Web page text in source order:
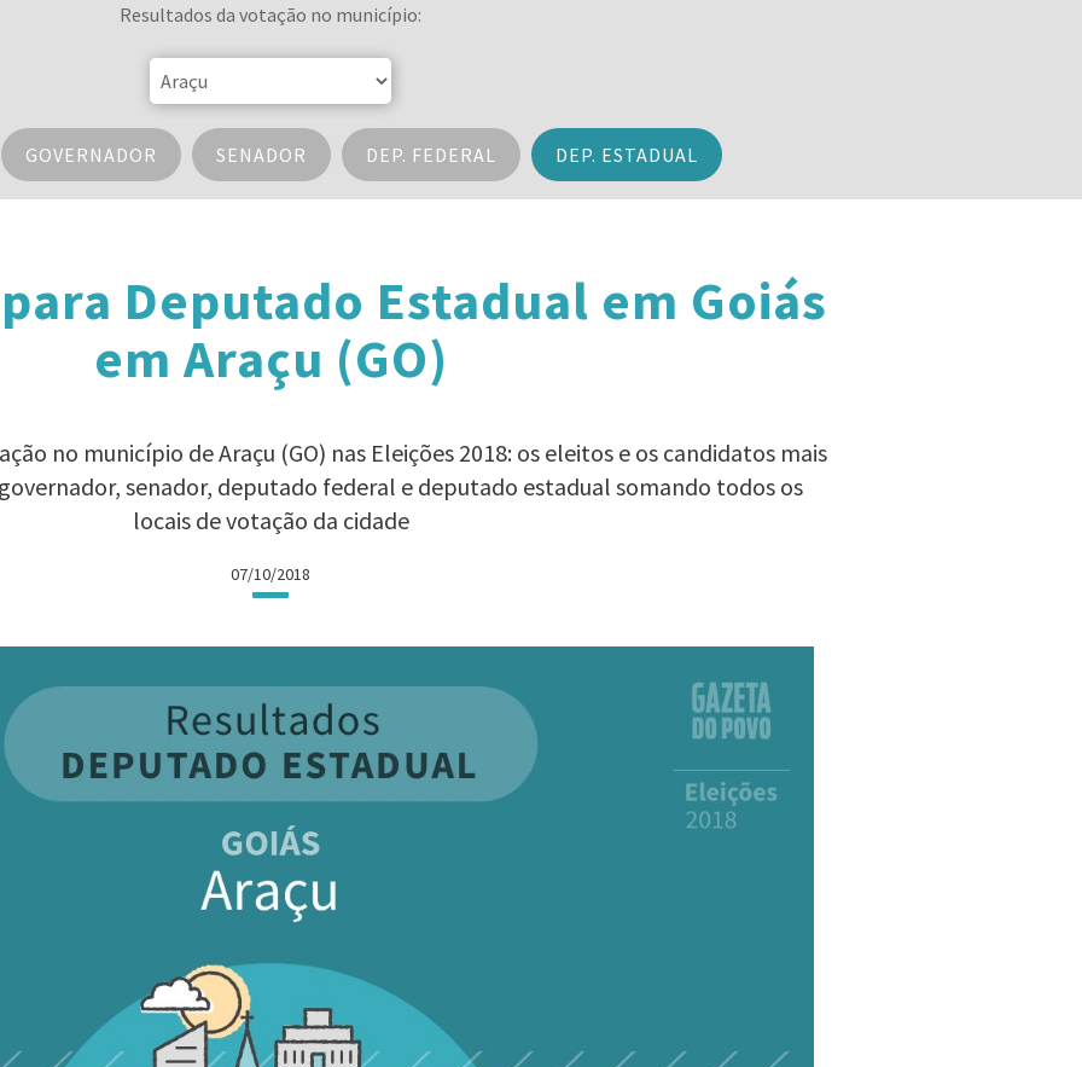
Resultados da votação no município:
GOVERNADOR SENADOR DEP. FEDERAL DEP. ESTADUAL
Deputado Estadual em Goiás
em Araçu (GO)
no município de Araçu (GO) nas Eleições 2018: os eleitos e os candidatos mais
senador, deputado federal e deputado estadual somando todos os
locais de votação da cidade
07/10/2018